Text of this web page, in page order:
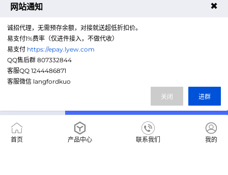
首页 产品中心 联系我们 我的
网站通知 ✖
诚招代理，无需预存余额，对接就送超低折扣价。
易支付1%费率（仅进件接入，不做代收）
易支付 https://epay.lyew.com
QQ售后群 807332844
客服QQ 1244486871
客服微信 langfordkuo
进群
关闭